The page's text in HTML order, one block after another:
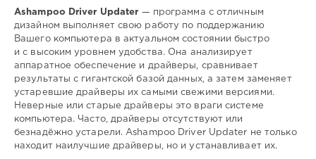
Софт
SamDel
0
установка ,
обновление,
поиск,
драйверов,
Ashampoo Driver Updater — программа с отличным
дизайном выполняет свою работу по поддержанию
Вашего компьютера в актуальном состоянии быстро
и с высоким уровнем удобства. Она анализирует
аппаратное обеспечение и драйверы, сравнивает
результаты с гигантской базой данных, а затем заменяет
устаревшие драйверы их самыми свежими версиями.
Неверные или старые драйверы это враги системе
компьютера. Часто, драйверы отсутствуют или
безнадёжно устарели. Ashampoo Driver Updater не только
находит наилучшие драйверы, но и устанавливает их.